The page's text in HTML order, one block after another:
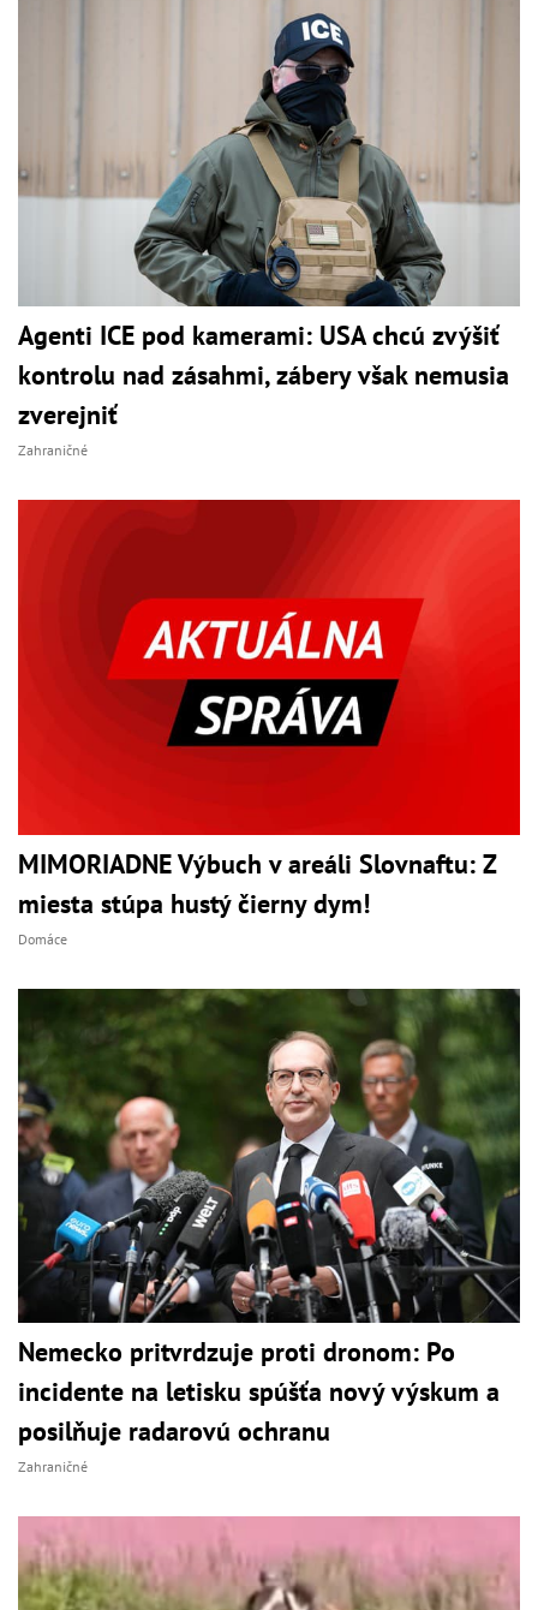
Agenti ICE pod kamerami: USA chcú zvýšiť
kontrolu nad zásahmi, zábery však nemusia
zverejniť
Zahraničné
MIMORIADNE Výbuch v areáli Slovnaftu: Z
miesta stúpa hustý čierny dym!
Domáce
Nemecko pritvrdzuje proti dronom: Po
incidente na letisku spúšťa nový výskum a
posilňuje radarovú ochranu
Zahraničné